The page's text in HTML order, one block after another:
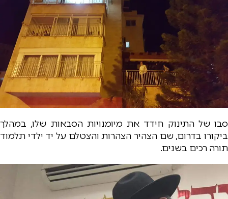
סבו של התינוק חידד את מיומנויות הסבאות שלו, במהלך
ביקורו בדרום, שם הצהיר הצהרות והצטלם על יד ילדי תלמוד
תורה רכים בשנים.